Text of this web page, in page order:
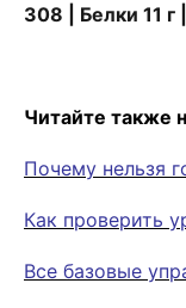
308 | Белки 11
Читайте также
Почему нельзя
Как проверить
Все базовые